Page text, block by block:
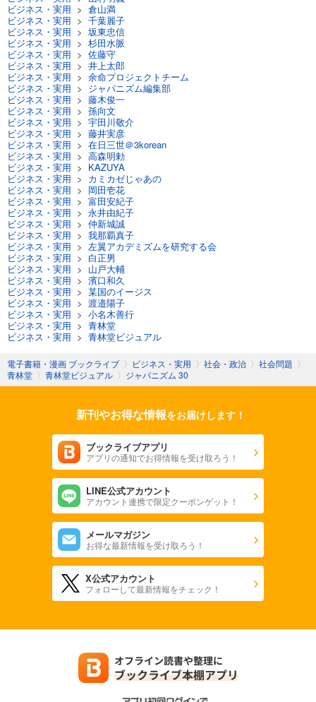
ビジネス・実用 > 倉山満
ビジネス・実用 > 千葉麗子
ビジネス・実用 > 坂東忠信
ビジネス・実用 > 杉田水脈
ビジネス・実用 > 佐藤守
ビジネス・実用 > 井上太郎
ビジネス・実用 > 余命プロジェクトチーム
ビジネス・実用 > ジャパニズム編集部
ビジネス・実用 > 藤木俊一
ビジネス・実用 > 孫向文
ビジネス・実用 > 宇田川敬介
ビジネス・実用 > 藤井実彦
ビジネス・実用 > 在日三世＠3korean
ビジネス・実用 > 高森明勅
ビジネス・実用 > KAZUYA
ビジネス・実用 > カミカゼじゃあの
ビジネス・実用 > 岡田壱花
ビジネス・実用 > 富田安紀子
ビジネス・実用 > 永井由紀子
ビジネス・実用 > 仲新城誠
ビジネス・実用 > 我那覇真子
ビジネス・実用 > 左翼アカデミズムを研究する会
ビジネス・実用 > 白正男
ビジネス・実用 > 山戸大輔
ビジネス・実用 > 濱口和久
ビジネス・実用 > 某国のイージス
ビジネス・実用 > 渡邉陽子
ビジネス・実用 > 小名木善行
ビジネス・実用 > 青林堂
ビジネス・実用 > 青林堂ビジュアル
電子書籍・漫画 ブックライブ 〉 ビジネス・実用 〉 社会・政治 〉 社会問題 〉
青林堂 〉 青林堂ビジュアル 〉 ジャパニズム 30
新刊やお得な情報をお届けします！
ブックライブアプリ
アプリの通知でお得情報を受け取ろう！
LINE公式アカウント
アカウント連携で限定クーポンゲット！
メールマガジン
お得な最新情報を受け取ろう！
X公式アカウント
フォローして最新情報をチェック！